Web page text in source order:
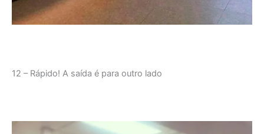
12 – Rápido! A saída é para outro lado